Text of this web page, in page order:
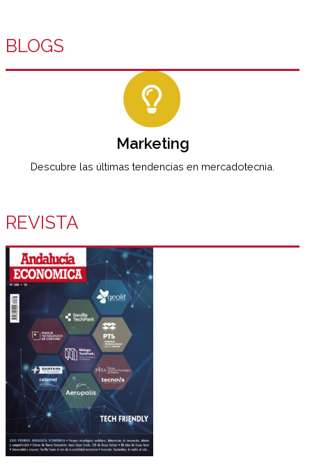
BLOGS
Marketing
Descubre las últimas tendencias en mercadotecnia.
REVISTA